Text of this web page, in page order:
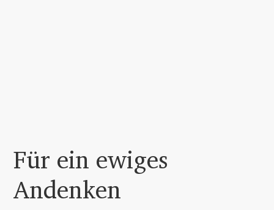
Für ein ewiges
Andenken